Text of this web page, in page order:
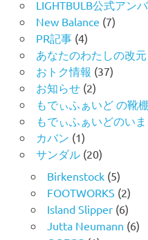
LIGHTBULB公式アン
New Balance (7)
PR記事(4)
あなたのわたしの改元
おトク情報 (37)
お知らせ(2)
もでぃふぁいど の靴
もでぃふぁいどのい
カバン (1)
サンダル(20)
Birkenstock(5)
FOOTWORKS (2)
Island Slipper(6)
Jutta Neumann (6)